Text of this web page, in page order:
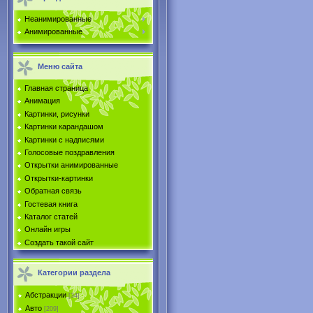
Неанимированные
Анимированные
Меню сайта
Главная страница
Анимация
Картинки, рисунки
Картинки карандашом
Картинки с надписями
Голосовые поздравления
Открытки анимированные
Открытки-картинки
Обратная связь
Гостевая книга
Каталог статей
Онлайн игры
Создать такой сайт
Категории раздела
Абстракции [34]
Авто [209]